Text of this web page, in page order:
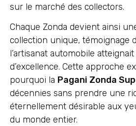
sur le marché des collectors.
Chaque Zonda devient ainsi
collection unique, témoignage
l’artisanat automobile
d’excellence. Cette approche
pourquoi la Pagani Zonda
décennies sans prendre une
éternellement désirable aux
du monde entier.